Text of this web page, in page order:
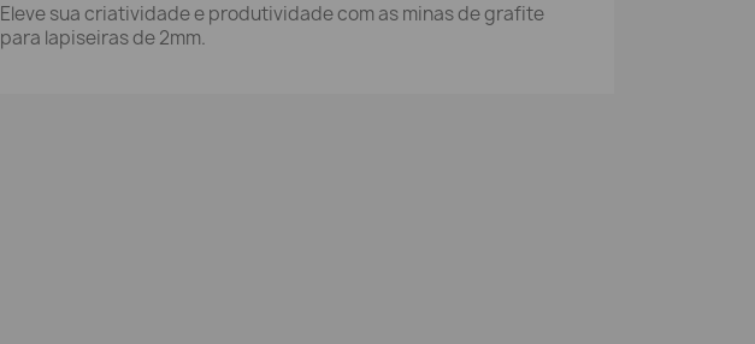
Eleve sua criatividade e produtividade com as minas de grafite
para lapiseiras de 2mm.